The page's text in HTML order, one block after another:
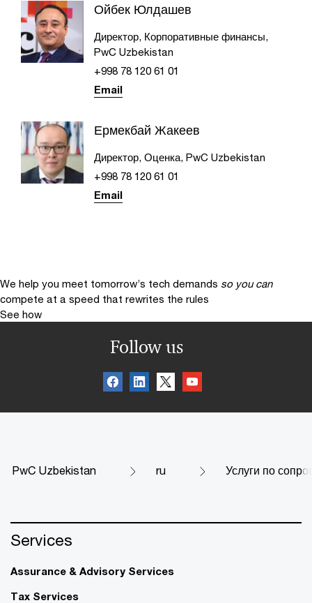
Ойбек Юлдашев
Директор, Корпоративные финансы,
PwC Uzbekistan
+998 78 120 61 01
Email
Ермекбай Жакеев
Директор, Оценка, PwC Uzbekistan
+998 78 120 61 01
Email
We help you meet tomorrow’s tech demands so you can
compete at a speed that rewrites the rules
See how
Follow us
PwC Uzbekistan ru Услуги по
Services
Assurance & Advisory Services
Tax Services